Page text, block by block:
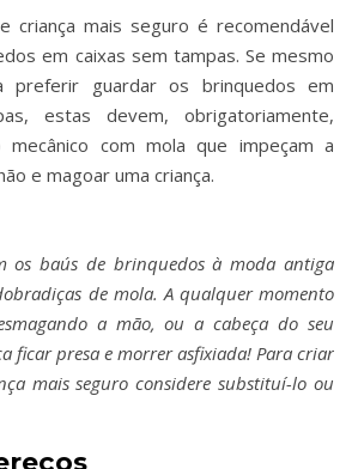
criança mais seguro é recomendável
em caixas sem tampas. Se mesmo
preferir guardar os brinquedos em
estas devem, obrigatoriamente,
com mola que impeçam a
e magoar uma criança.
os baús de brinquedos à moda antiga
de mola. A qualquer momento
a mão, ou a cabeça do seu
ficar presa e morrer asfixiada! Para criar
mais seguro considere substituí-lo ou